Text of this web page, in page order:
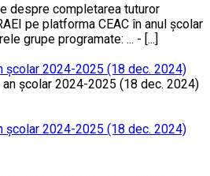
despre completarea tuturor
pe platforma CEAC în anul școlar
grupe programate: ... - [...]
școlar 2024-2025 (18 dec. 2024)
școlar 2024-2025 (18 dec. 2024)